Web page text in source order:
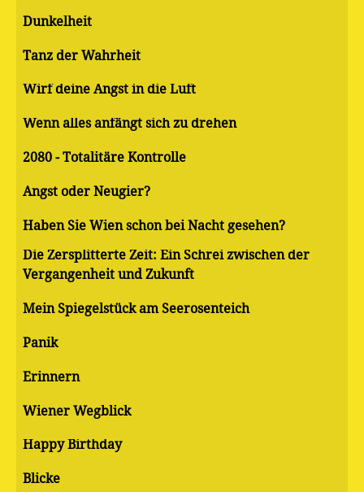
Dunkelheit
Tanz der Wahrheit
Wirf deine Angst in die Luft
Wenn alles anfängt sich zu drehen
2080 - Totalitäre Kontrolle
Angst oder Neugier?
Haben Sie Wien schon bei Nacht gesehen?
Die Zersplitterte Zeit: Ein Schrei zwischen der
Vergangenheit und Zukunft
Mein Spiegelstück am Seerosenteich
Panik
Erinnern
Wiener Wegblick
Happy Birthday
Blicke